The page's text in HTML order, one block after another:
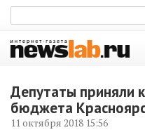
Депутаты приняли
бюджета
11 октября 2018 15:56